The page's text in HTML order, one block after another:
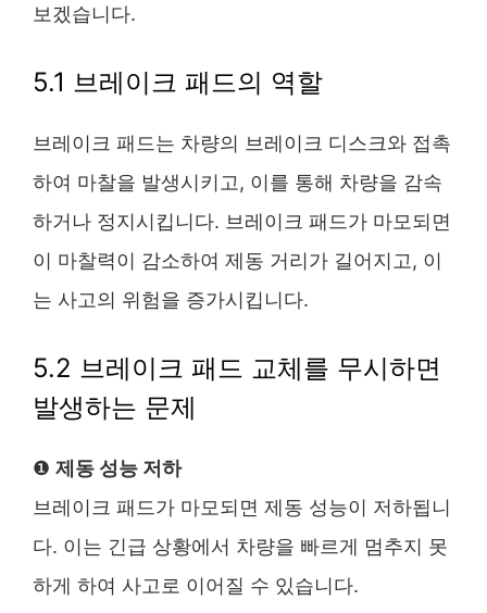
보겠습니다.
5.1 브레이크 패드의 역할
브레이크 패드는 차량의 브레이크 디스크와 접촉
하여 마찰을 발생시키고, 이를 통해 차량을 감속
하거나 정지시킵니다. 브레이크 패드가 마모되면
이 마찰력이 감소하여 제동 거리가 길어지고, 이
는 사고의 위험을 증가시킵니다​.
5.2 브레이크 패드 교체를 무시하면
발생하는 문제
❶ 제동 성능 저하
브레이크 패드가 마모되면 제동 성능이 저하됩니
다. 이는 긴급 상황에서 차량을 빠르게 멈추지 못
하게 하여 사고로 이어질 수 있습니다.